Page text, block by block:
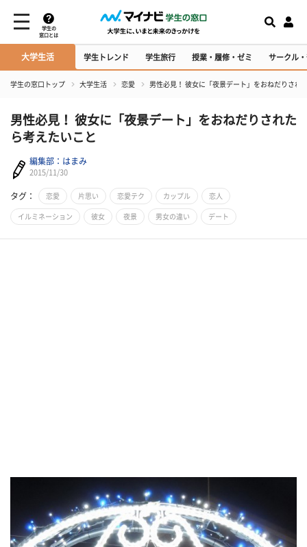
学生の
窓口とは
大学生活 学生トレンド 学生旅行 授業・履修・ゼミ サークル
学生の窓口トップ 大学生活 恋愛 男性必見！ 彼女に「夜景デート」をおねだりされ
男性必見！ 彼女に「夜景デート」をおねだりされた
ら考えたいこと
編集部：はまみ
2015/11/30
タグ： 恋愛 片思い 恋愛テク カップル 恋人
イルミネーション 彼女 夜景 男女の違い デート